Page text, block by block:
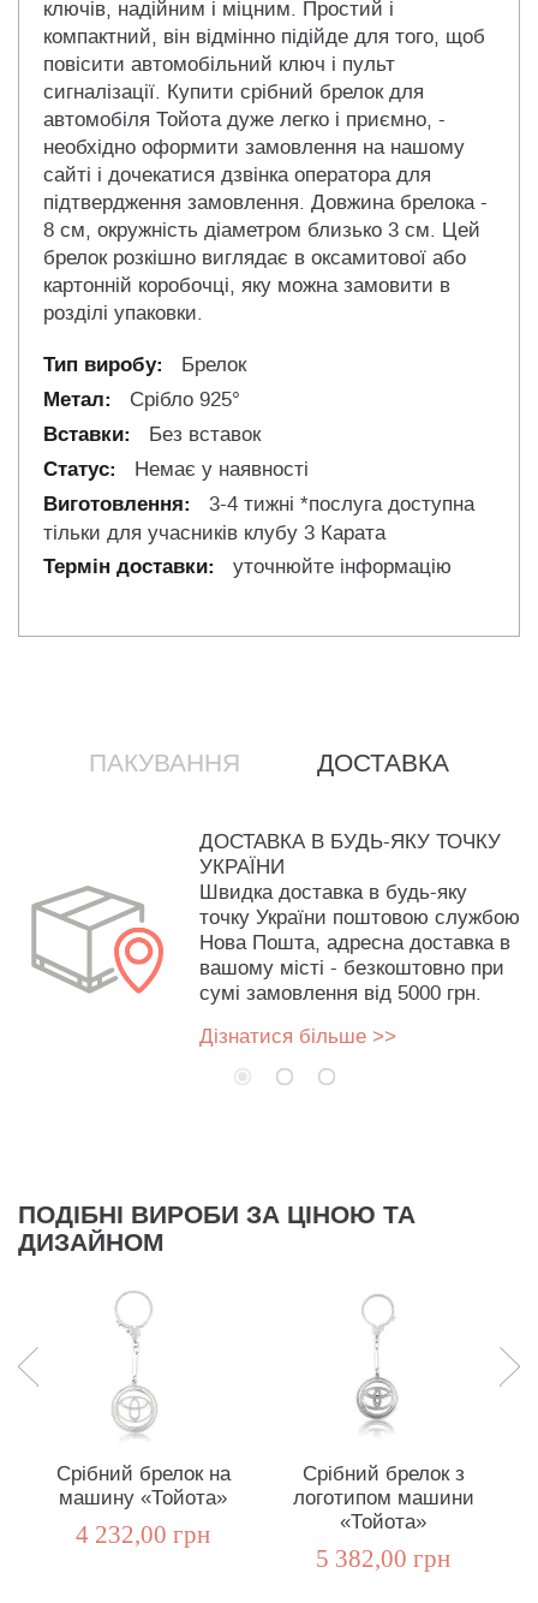
ключів, надійним і міцним. Простий і
компактний, він відмінно підійде для того, щоб
повісити автомобільний ключ і пульт
сигналізації. Купити срібний брелок для
автомобіля Тойота дуже легко і приємно, -
необхідно оформити замовлення на нашому
сайті і дочекатися дзвінка оператора для
підтвердження замовлення. Довжина брелока -
8 см, окружність діаметром близько 3 см. Цей
брелок розкішно виглядає в оксамитової або
картонній коробочці, яку можна замовити в
розділі упаковки.
Брелок
Срібло 925°
Без вставок
Немає у наявності
3-4 тижні *послуга доступна
тільки для учасників клубу 3 Карата
уточнюйте інформацію
ПАКУВАННЯ ДОСТАВКА
ДОСТАВКА В БУДЬ-ЯКУ ТОЧКУ
УКРАЇНИ
Швидка доставка в будь-яку
точку України поштовою службою
Нова Пошта, адресна доставка в
вашому місті - безкоштовно при
сумі замовлення від 5000 грн.
Дізнатися більше >>
ПОДІБНІ ВИРОБИ ЗА ЦІНОЮ ТА
ДИЗАЙНОМ
Срібний брелок на
машину «Тойота»
4 232,00 грн
Срібний брелок з
логотипом машини
«Тойота»
5 382,00 грн